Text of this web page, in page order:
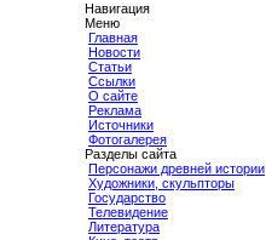
Навигация
Меню
Главная
Новости
Статьи
Ссылки
О сайте
Реклама
Источники
Фотогалерея
Разделы сайта
Персонажи древней истории
Художники, скульпторы
Государство
Телевидение
Литература